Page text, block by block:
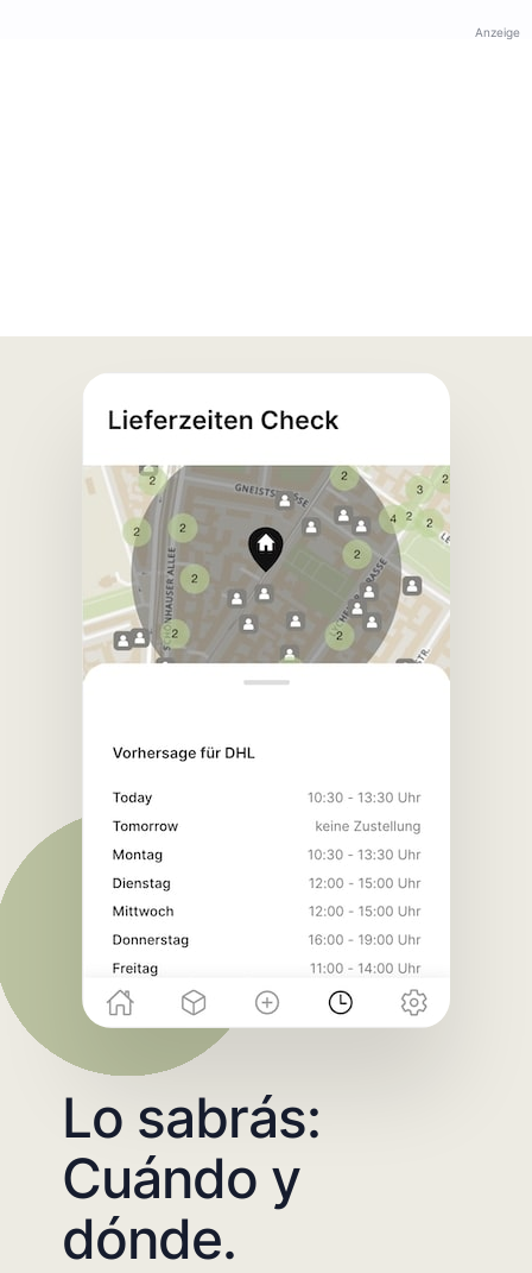
Anzeige
Lo sabrás:
Cuándo y
dónde.